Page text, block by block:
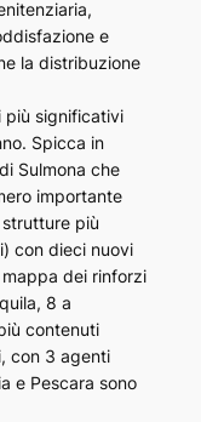
e
la distribuzione
più significativi
Spicca in
Sulmona che
importante
più
con dieci nuovi
dei rinforzi
8 a
contenuti
con 3 agenti
e Pescara sono